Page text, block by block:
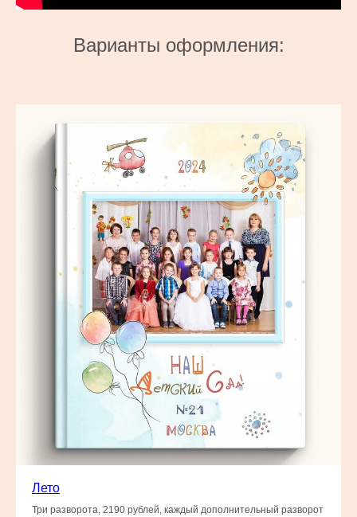
Варианты оформления:
Лето
Три разворота, 2190 рублей, каждый дополнительный разворот